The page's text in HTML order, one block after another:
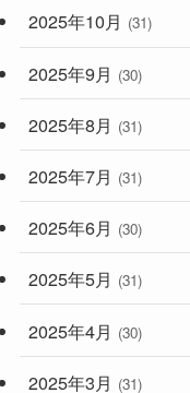
2025年10月 (31)
2025年9月 (30)
2025年8月 (31)
2025年7月 (31)
2025年6月 (30)
2025年5月 (31)
2025年4月 (30)
2025年3月 (31)